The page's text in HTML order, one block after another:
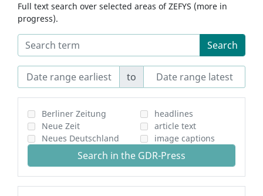
Full text search over selected areas of ZEFYS (more in
progress).
Search
to
Berliner Zeitung
Neue Zeit
Neues Deutschland
headlines
article text
image captions
Search in the GDR-Press